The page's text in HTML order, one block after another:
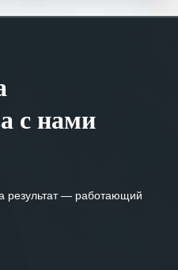
отметить высокую
Вашей компании,
компаниями открытые
с нами
результат — работающий